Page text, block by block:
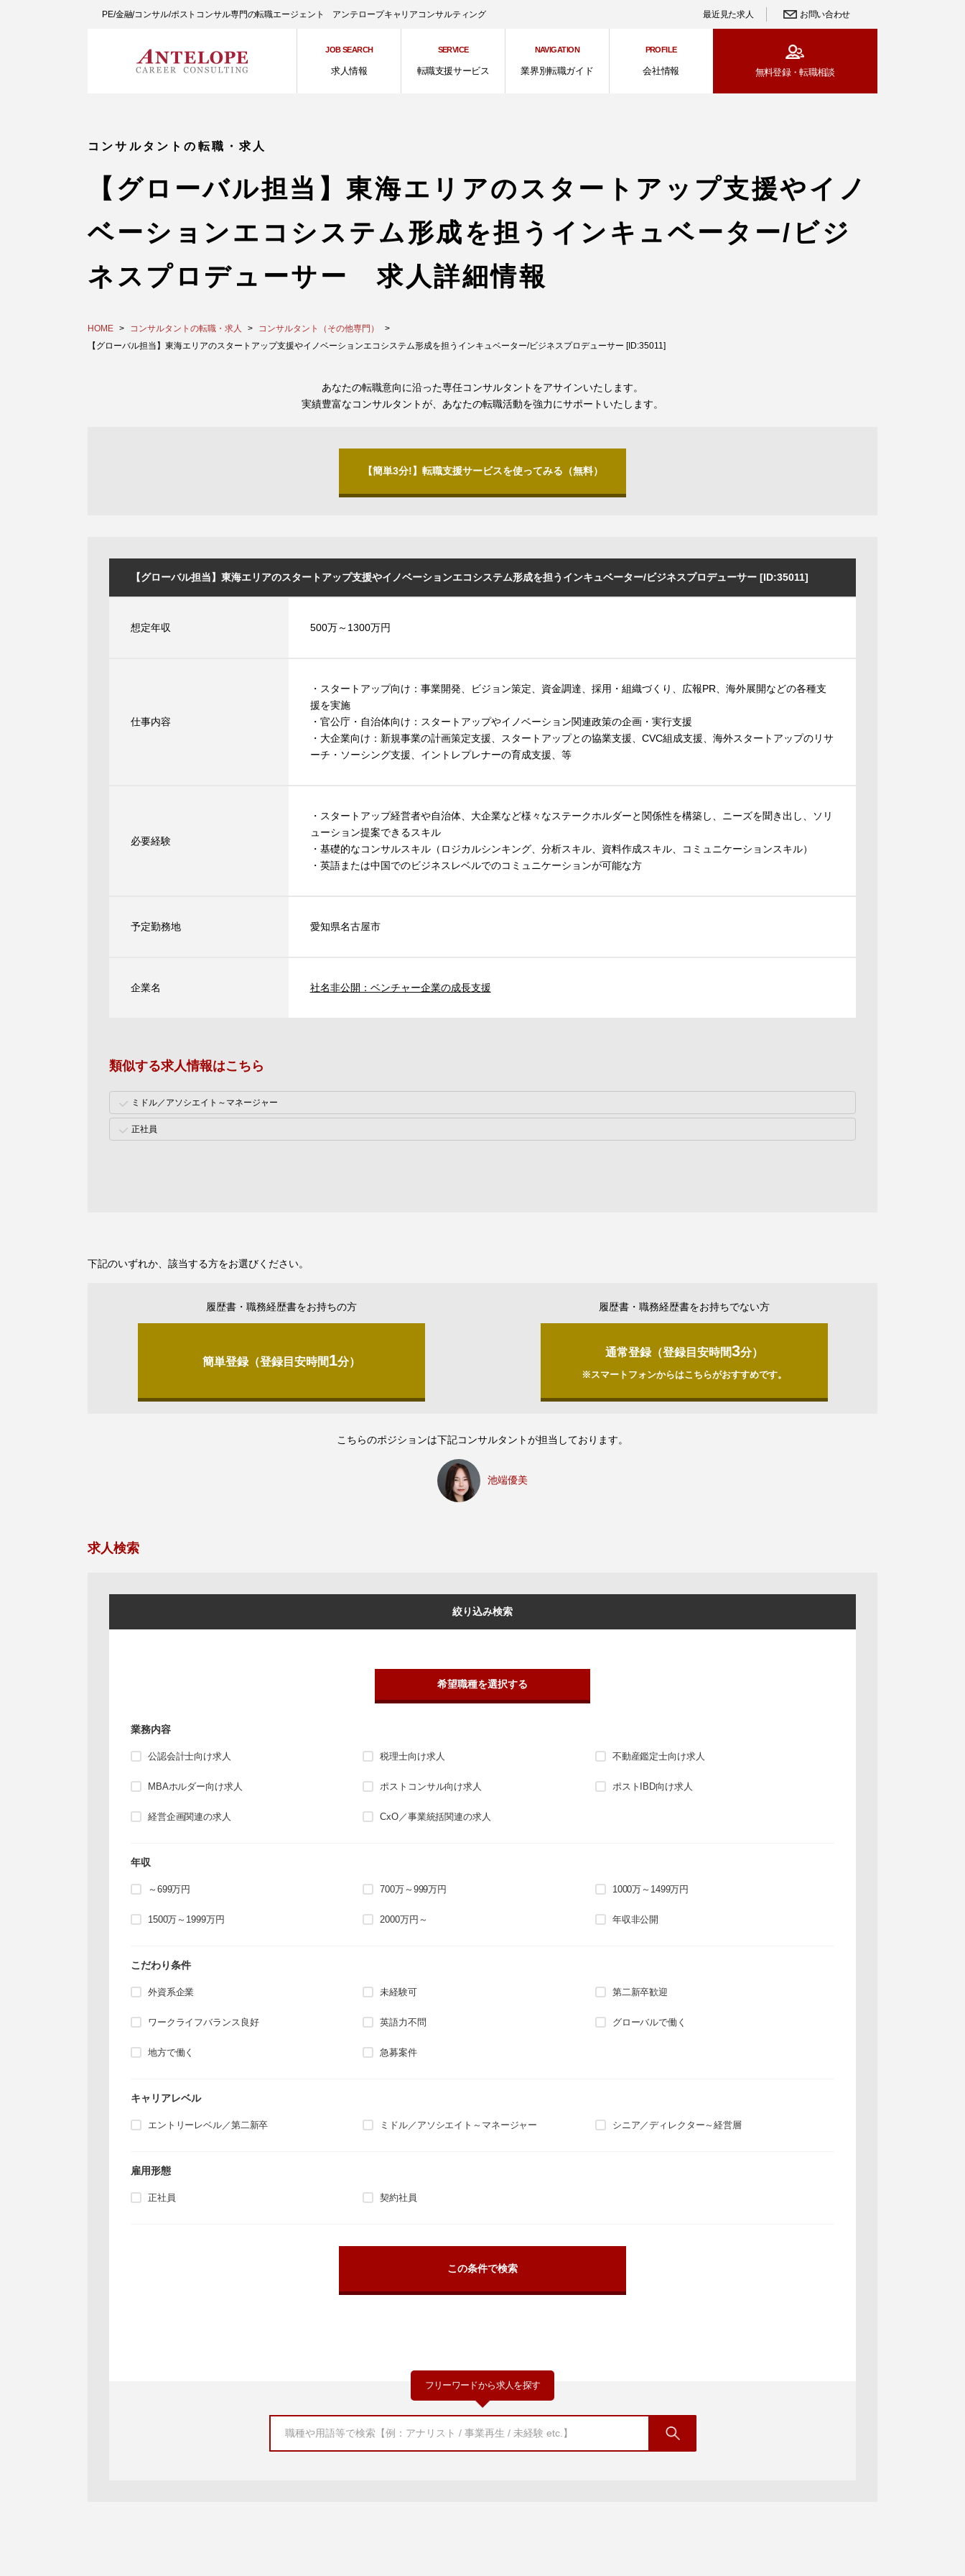
PE/金融/コンサル/ポストコンサル専門の転職エージェント アンテロープキャリアコンサルティング 最近見た求人 お問い合わせ
JOB SEARCH
求人情報
SERVICE
転職支援サービス
NAVIGATION
業界別転職ガイド
PROFILE
会社情報 無料登録・転職相談
コンサルタントの転職・求人
【グローバル担当】東海エリアのスタートアップ支援やイノ
ベーションエコシステム形成を担うインキュベーター/ビジ
ネスプロデューサー 求人詳細情報
HOME コンサルタントの転職・求人
コンサルタント（その他専門）
【グローバル担当】東海エリアのスタートアップ支援やイノベーションエコシステム形成を担うインキュベーター/ビジネスプロデューサー [ID:35011]
あなたの転職意向に沿った専任コンサルタントをアサインいたします。
実績豊富なコンサルタントが、あなたの転職活動を強力にサポートいたします。
【簡単3分!】転職支援サービスを使ってみる（無料）
【グローバル担当】東海エリアのスタートアップ支援やイノベーションエコシステム形成を担うインキュベーター/ビジネスプロデューサー [ID:35011]
想定年収 500万～1300万円
仕事内容
・スタートアップ向け：事業開発、ビジョン策定、資金調達、採用・組織づくり、広報PR、海外展開などの各種支
援を実施
・官公庁・自治体向け：スタートアップやイノベーション関連政策の企画・実行支援
・大企業向け：新規事業の計画策定支援、スタートアップとの協業支援、CVC組成支援、海外スタートアップのリサ
ーチ・ソーシング支援、イントレプレナーの育成支援、等
必要経験
・スタートアップ経営者や自治体、大企業など様々なステークホルダーと関係性を構築し、ニーズを聞き出し、ソリ
ューション提案できるスキル
・基礎的なコンサルスキル（ロジカルシンキング、分析スキル、資料作成スキル、コミュニケーションスキル）
・英語または中国でのビジネスレベルでのコミュニケーションが可能な方
予定勤務地 愛知県名古屋市
企業名 社名非公開：ベンチャー企業の成長支援
類似する求人情報はこちら
ミドル／アソシエイト～マネージャー
正社員
下記のいずれか、該当する方をお選びください。
履歴書・職務経歴書をお持ちの方
簡単登録（登録目安時間1分）
履歴書・職務経歴書をお持ちでない方
通常登録（登録目安時間3分）
※スマートフォンからはこちらがおすすめです。
こちらのポジションは下記コンサルタントが担当しております。
池端優美
求人検索
絞り込み検索
希望職種を選択する
業務内容
公認会計士向け求人 税理士向け求人 不動産鑑定士向け求人
MBAホルダー向け求人 ポストコンサル向け求人 ポストIBD向け求人
経営企画関連の求人 CxO／事業統括関連の求人
年収
～699万円 700万～999万円 1000万～1499万円
1500万～1999万円 2000万円～ 年収非公開
こだわり条件
外資系企業 未経験可 第二新卒歓迎
ワークライフバランス良好 英語力不問 グローバルで働く
地方で働く 急募案件
キャリアレベル
エントリーレベル／第二新卒 ミドル／アソシエイト～マネージャー シニア／ディレクター～経営層
雇用形態
正社員 契約社員
フリーワードから求人を探す